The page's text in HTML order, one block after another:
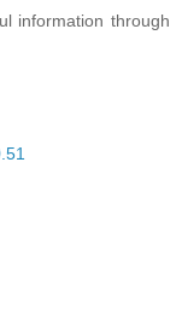
information through